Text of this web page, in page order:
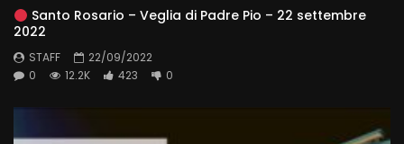
Santo Rosario – Veglia di Padre Pio – 22 settembre
2022
STAFF
22/09/2022
0
12.2K 423 0